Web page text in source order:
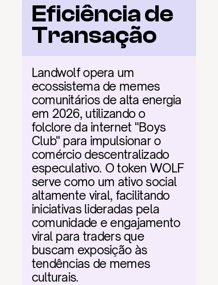
Eficiência de
Transação
Landwolf opera um
ecossistema de memes
comunitários de alta energia
em 2026, utilizando o
folclore da internet "Boys
Club" para impulsionar o
comércio descentralizado
especulativo. O token WOLF
serve como um ativo social
altamente viral, facilitando
iniciativas lideradas pela
comunidade e engajamento
viral para traders que
buscam exposição às
tendências de memes
culturais.